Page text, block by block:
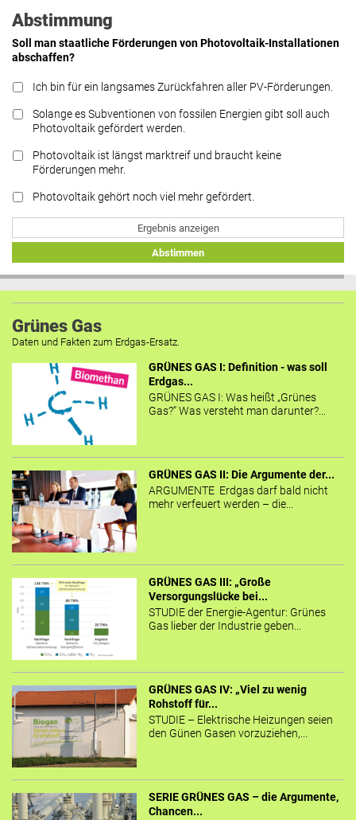
Abstimmung
Soll man staatliche Förderungen von Photovoltaik-Installationen
abschaffen?
Ich bin für ein langsames Zurückfahren aller PV-Förderungen.
Solange es Subventionen von fossilen Energien gibt soll auch
Photovoltaik gefördert werden.
Photovoltaik ist längst marktreif und braucht keine
Förderungen mehr.
Photovoltaik gehört noch viel mehr gefördert.
Ergebnis anzeigen
Abstimmen
Grünes Gas
Daten und Fakten zum Erdgas-Ersatz.
GRÜNES GAS I: Definition - was soll
Erdgas...
GRÜNES GAS I: Was heißt „Grünes
Gas?“ Was versteht man darunter?...
GRÜNES GAS II: Die Argumente der...
ARGUMENTE Erdgas darf bald nicht
mehr verfeuert werden – die...
GRÜNES GAS III: „Große
Versorgungslücke bei...
STUDIE der Energie-Agentur: Grünes
Gas lieber der Industrie geben...
GRÜNES GAS IV: „Viel zu wenig
Rohstoff für...
STUDIE – Elektrische Heizungen seien
den Günen Gasen vorzuziehen,...
SERIE GRÜNES GAS – die Argumente,
Chancen...